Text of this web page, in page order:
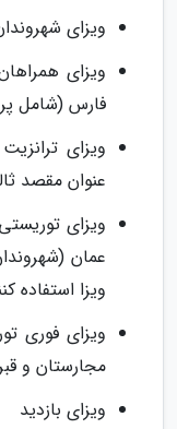
ویزای
ویزای
فارس (شامل
ویزای
عنوان مقصد
ویزای
ویزا استفاده
ویزای فوری
مجارستان و
ویزای بازدید